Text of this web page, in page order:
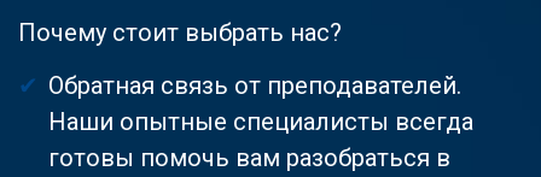
Почему стоит выбрать нас?
Обратная связь от преподавателей.
Наши опытные специалисты всегда
готовы помочь вам разобраться в